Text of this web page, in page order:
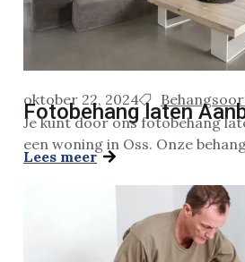
oktober 22, 2024
Fotobehang laten
Je kunt door ons fotobehang
een woning in Oss. Onze
Lees meer